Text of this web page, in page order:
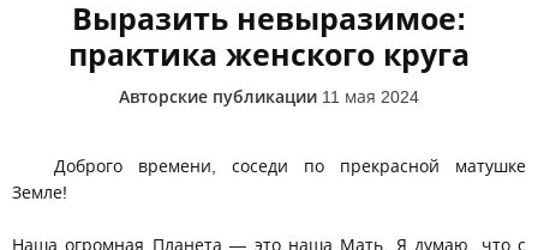
Выразить невыразимое:
практика женского круга
Авторские публикации 11 мая 2024
Доброго времени, соседи по прекрасной матушке
Земле!
Наша огромная Планета — это наша Мать. Я думаю, что с